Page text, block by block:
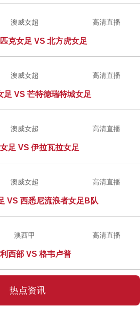
澳威女超
克女足 VS 北方虎女足
高清直播
澳威女超
足 VS 芒特德瑞特城女足
高清直播
澳威女超
足 VS 伊拉瓦拉女足
高清直播
澳威女超
VS 西悉尼流浪者女足B队
高清直播
澳西甲
西部 VS 格韦卢普
高清直播
热点资讯